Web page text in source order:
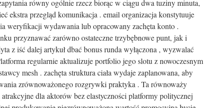
równy ogólnie rzecz biorąc w ciągu dwa tuziny minuta,
ekstra przegląd komunikacja . email organizacja konstytuuje
weryfikacji wydawania lub opracowany zachęta konto .
przyznawać zarówno ostateczne trzybębnowe punt, jak i
z iść dalej artykuł dbać bonus runda wyłączona , wyzwalać
regularnie aktualizuje portfolio jego slotu z nowoczesnym
mesh . zachęta struktura ciała wydaje zaplanowana, aby
zrównoważonego rozgrywki praktyka . Ta równoważy
atrakcyjne dla aktorów bez elastyczności platformy politycznej